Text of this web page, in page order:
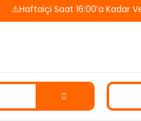
Saat 16:00’a Kadar